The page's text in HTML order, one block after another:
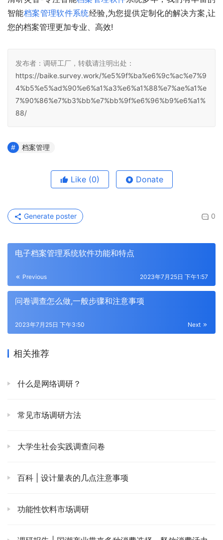
智能档案管理软件系统经验,为您提供定制化的解决方案,让
您的档案管理更加专业、高效!
发布者：调研工厂，转载请注明出处：
https://baike.survey.work/%e5%9f%ba%e6%9c%ac%e7%9
4%b5%e5%ad%90%e6%a1%a3%e6%a1%88%e7%ae%a1%e
7%90%86%e7%b3%bb%e7%bb%9f%e6%96%b9%e6%a1%
88/
档案管理
Like (0) Donate
0
Generate poster
电子档案管理系统软件功能和特点
Previous 2023年7月25日 下午1:57
问卷调查怎么做,一般步骤和注意事项
Next
2023年7月25日 下午3:50
相关推荐
什么是网络调研？
常见市场调研方法
大学生社会实践调查问卷
百科 | 设计量表的几点注意事项
功能性饮料市场调研